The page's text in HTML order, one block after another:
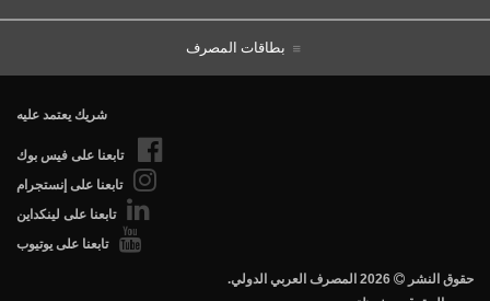
بطاقات المصرف
شريك يعتمد عليه
تابعنا على فيس بوك
تابعنا على إنستجرام
تابعنا على لينكداين
تابعنا على يوتيوب
.حقوق النشر